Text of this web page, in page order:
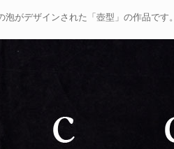
がデザインされた「壺型」の作品です。